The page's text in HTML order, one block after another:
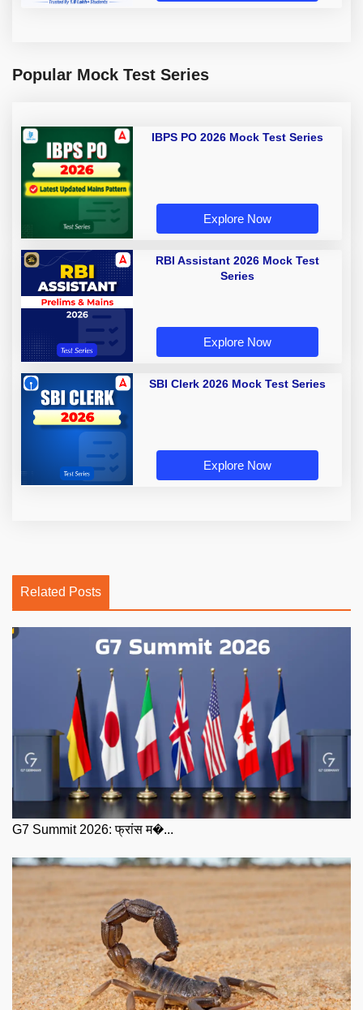
Popular Mock Test Series
IBPS PO 2026 Mock Test Series
Explore Now
RBI Assistant 2026 Mock Test
Series
Explore Now
SBI Clerk 2026 Mock Test Series
Explore Now
Related Posts
G7 Summit 2026: फ्रांस म�...